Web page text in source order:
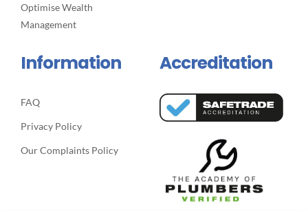
Optimise Wealth
Management
Information
FAQ
Privacy Policy
Our Complaints Policy
Accreditation